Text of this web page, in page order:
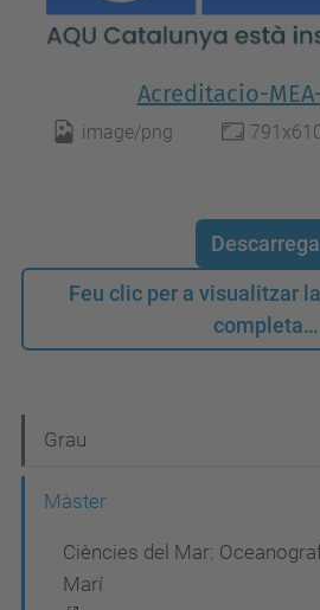
Acreditacio-
image/png
Descarrega
Feu clic per a visualitzar
completa…
a
Grau
Màster
Ciències del Mar:
Marí